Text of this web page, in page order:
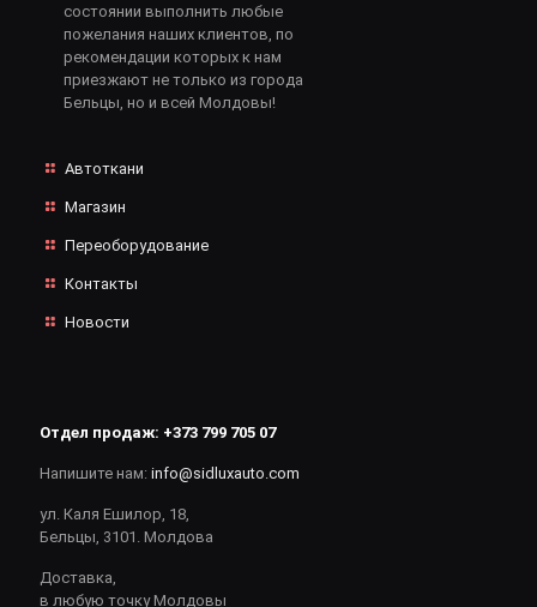
состоянии выполнить любые
пожелания наших клиентов, по
рекомендации которых к нам
приезжают не только из города
Бельцы, но и всей Молдовы!
Автоткани
Магазин
Переоборудование
Контакты
Новости
Отдел продаж: +373 799 705 07
Напишите нам: info@sidluxauto.com
ул. Каля Ешилор, 18,
Бельцы, 3101. Молдова
Доставка,
в любую точку Молдовы